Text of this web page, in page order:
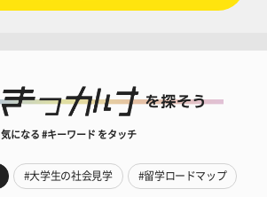
気になる #キーワード をタッチ
#大学生の社会見学 #留学ロードマップ